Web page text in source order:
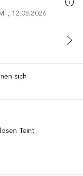
12.08.2026
sich
Teint